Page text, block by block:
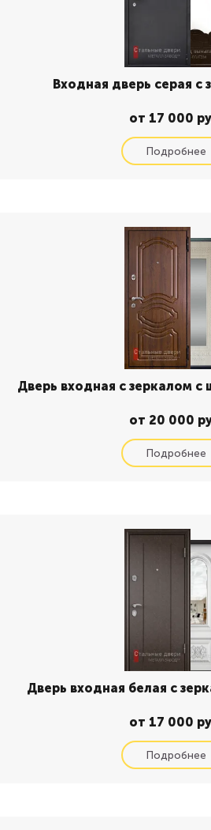
Входная дверь серая с
от 17 000
Дверь входная с зеркалом
от 20 000
Дверь входная белая с
от 17 000